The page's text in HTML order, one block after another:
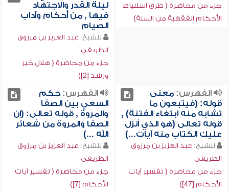
جزء من محاضرة ( طرق استنباط
الأحكام الفقهية من السنة)
ليلة القدر والاجتهاد
فيها , من أحكام وآداب
الصيام
للشيخ: عبد العزيز بن مرزوق
الطريفي
جزء من محاضرة ( هلال خير
ورشد [2])
الفهرس:معنى
قوله: (فيتبعون ما
تشابه منه ابتغاء الفتنة) ,
قوله تعالى (هو الذي أنزل
عليك الكتاب منه آيات...)
للشيخ: عبد العزيز بن مرزوق
الطريفي
جزء من محاضرة ( تفسير آيات
الأحكام [47])
الفهرس:حكم
السعي بين الصفا
والمروة , قوله تعالى: (إن
الصفا والمروة من شعائر
الله ...)
للشيخ: عبد العزيز بن مرزوق
الطريفي
جزء من محاضرة ( تفسير آيات
الأحكام [7])